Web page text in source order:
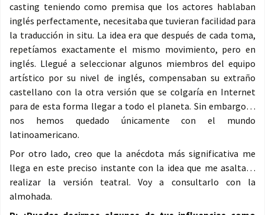
casting teniendo como premisa que los actores hablaban
inglés perfectamente, necesitaba que tuvieran facilidad para
la traducción in situ. La idea era que después de cada toma,
repetíamos exactamente el mismo movimiento, pero en
inglés. Llegué a seleccionar algunos miembros del equipo
artístico por su nivel de inglés, compensaban su extraño
castellano con la otra versión que se colgaría en Internet
para de esta forma llegar a todo el planeta. Sin embargo…
nos hemos quedado únicamente con el mundo
latinoamericano.
Por otro lado, creo que la anécdota más significativa me
llega en este preciso instante con la idea que me asalta…
realizar la versión teatral. Voy a consultarlo con la
almohada.